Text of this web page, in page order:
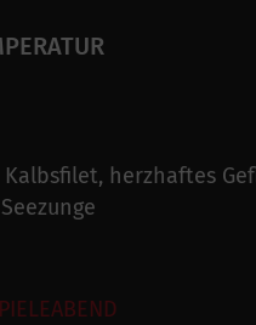
herzhaftes